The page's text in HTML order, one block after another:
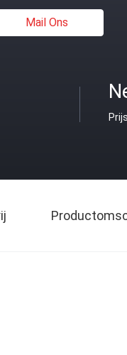
Mail Ons